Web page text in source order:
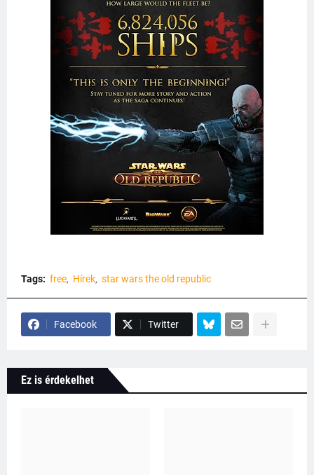
Tags: free Hírek star wars the old republic
Facebook Twitter
Ez is érdekelhet